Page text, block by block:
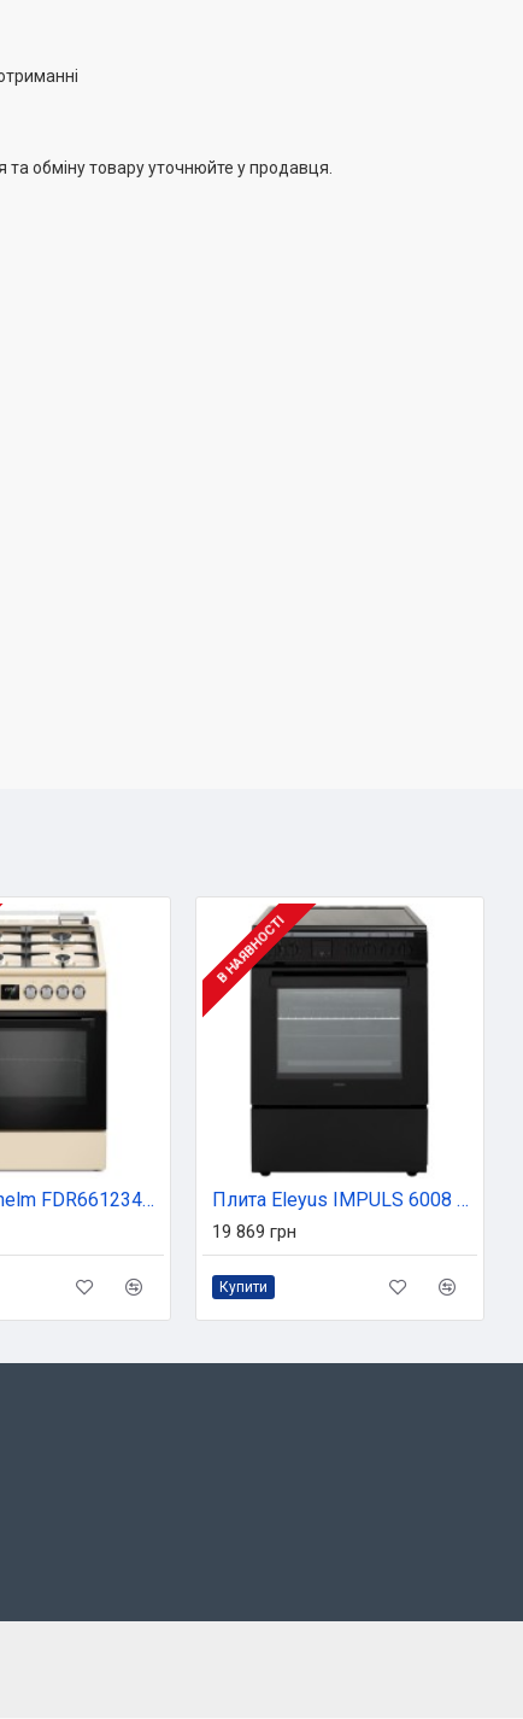
та обміну товару уточнюйте у продавця.
Плита Grunhelm FDR661234BE
В НАЯВНОСТІ
Плита Eleyus IMPULS 6008 V BL
19 869 грн
Купити